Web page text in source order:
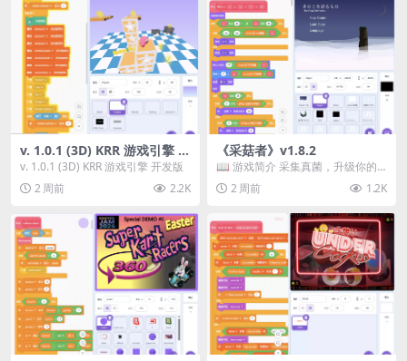
v. 1.0.1 (3D) KRR 游戏引擎 开
发版
v. 1.0.1 (3D) KRR 游戏引擎 开发版
2 周前
2.2K
《采菇者》v1.8.2
📖 游戏简介 采集真菌，升级你的
机体，并前往未知领域探索。 这是
一款静谧的探索冒...
2 周前 1.2K